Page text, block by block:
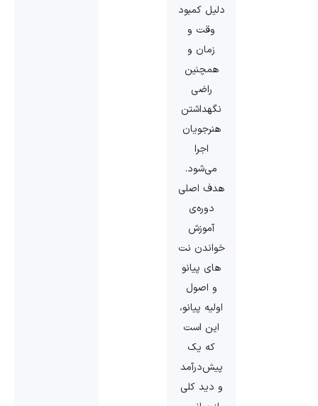
دلیل کمبود
وقت و
زمان و
همچنین
راضی
نگهداشتن
هنرجویان
اجرا
می‌شود.
هدف اصلی
دوره‌ی
آموزش
خواندن نت
های پیانو
و اصول
اولیه پیانو،
این است
که یک
پیش‌درآمد
و دید کلی